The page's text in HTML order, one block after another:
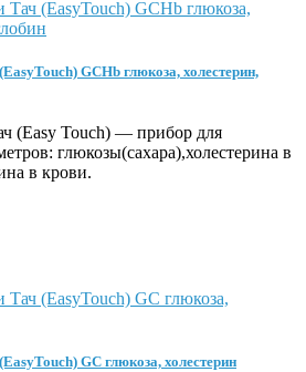
GCHb глюкоза, холестерин,
(Easy Touch) — прибор для
глюкозы(сахара),холестерина в
в крови.
GC глюкоза, холестерин